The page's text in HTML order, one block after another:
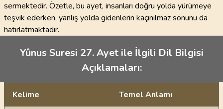
sermektedir. Özetle, bu ayet, insanları doğru yolda yürümeye
teşvik ederken, yanlış yolda gidenlerin kaçınılmaz sonunu da
hatırlatmaktadır.
Yûnus Suresi 27. Ayet ile İlgili Dil Bilgisi
Açıklamaları:
Kelime Temel Anlamı